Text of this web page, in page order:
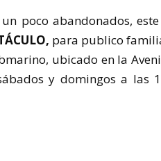
poco abandonados,
para publico
ubicado en la
y domingos a las